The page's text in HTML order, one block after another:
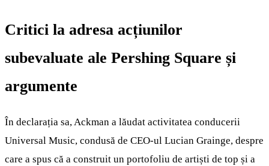
Critici la adresa acțiunilor
subevaluate ale Pershing Square și
argumente
În declarația sa, Ackman a lăudat activitatea conducerii
Universal Music, condusă de CEO-ul Lucian Grainge, despre
care a spus că a construit un portofoliu de artiști de top și a